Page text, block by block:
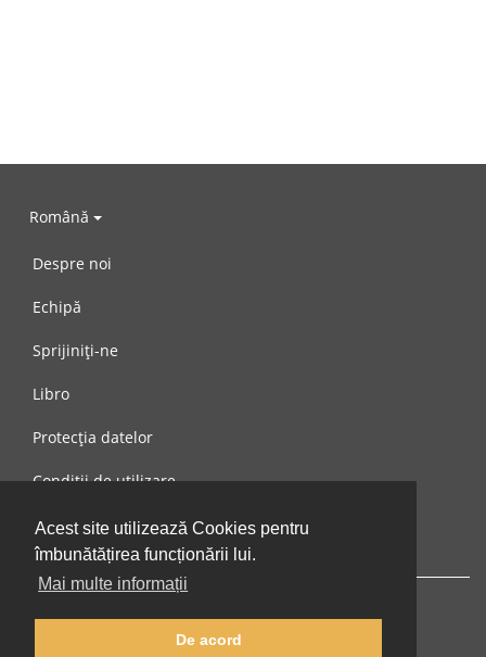
Acest site utilizează Cookies pentru
îmbunătățirea funcționării lui.
Mai multe informații
De acord
Română
Despre noi
Echipă
Sprijiniți-ne
Libro
Protecția datelor
Condiții de utilizare
Mesaj către noi